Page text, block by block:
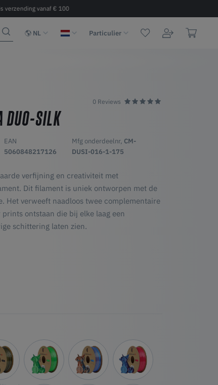
verzending vanaf € 100
NL Particulier
0 Reviews
DUO-SILK
EAN
5060848217126
Mfg onderdeelnr, CM-
DUSI-016-1-175
verfijning en creativiteit met
Dit filament is uniek ontworpen met de
Het verweeft naadloos twee complementaire
ontstaan die bij elke laag een
schittering laten zien.